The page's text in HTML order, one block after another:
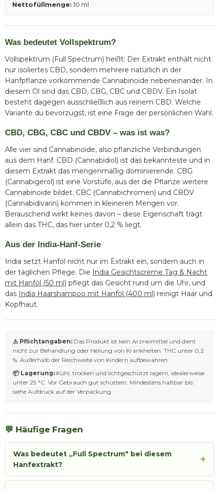
Nettofüllmenge: 10 ml
Was bedeutet Vollspektrum?
Vollspektrum (Full Spectrum) heißt: Der Extrakt enthält nicht
nur isoliertes CBD, sondern mehrere natürlich in der
Hanfpflanze vorkommende Cannabinoide nebeneinander. In
diesem Öl sind das CBD, CBG, CBC und CBDV. Ein Isolat
besteht dagegen ausschließlich aus reinem CBD. Welche
Variante du bevorzugst, ist eine Frage der persönlichen Wahl.
CBD, CBG, CBC und CBDV – was ist was?
Alle vier sind Cannabinoide, also pflanzliche Verbindungen
aus dem Hanf. CBD (Cannabidiol) ist das bekannteste und in
diesem Extrakt das mengenmäßig dominierende. CBG
(Cannabigerol) ist eine Vorstufe, aus der die Pflanze weitere
Cannabinoide bildet. CBC (Cannabichromen) und CBDV
(Cannabidivarin) kommen in kleineren Mengen vor.
Berauschend wirkt keines davon – diese Eigenschaft trägt
allein das THC, das hier unter 0,2 % liegt.
Aus der India-Hanf-Serie
India setzt Hanföl nicht nur im Extrakt ein, sondern auch in
der täglichen Pflege. Die
India Gesichtscreme Tag & Nacht
mit Hanföl (50 ml) pflegt das Gesicht rund um die Uhr, und
das India Haarshampoo mit Hanföl (400 ml) reinigt Haar und
Kopfhaut.
⚠️ Pflichtangaben: Das Produkt ist kein Arzneimittel und dient
nicht zur Behandlung oder Heilung von Krankheiten. THC unter 0,2
%. Außerhalb der Reichweite von Kindern aufbewahren.
📦 Lagerung: Kühl, trocken und lichtgeschützt lagern, idealerweise
unter 25 °C. Vor Gebrauch gut schütteln. Mindestens haltbar bis:
siehe Aufdruck auf der Verpackung.
💬 Häufige Fragen
Was bedeutet „Full Spectrum" bei diesem
Hanfextrakt?
+